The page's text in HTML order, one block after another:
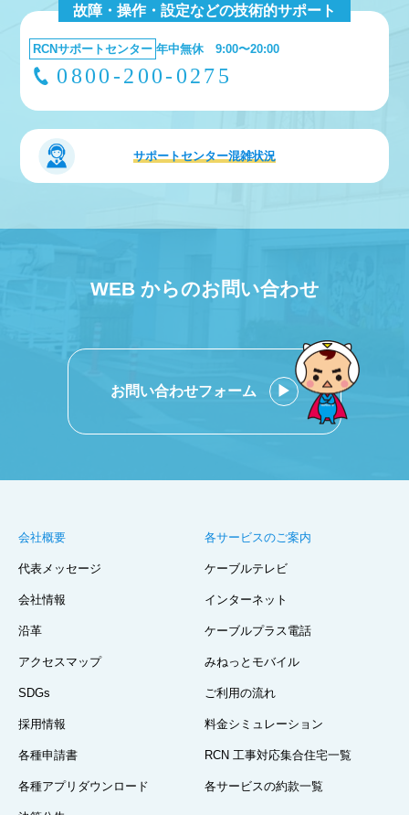
故障・操作・設定などの技術的サポート
RCNサポートセンター 年中無休 9:00〜20:00
0800-200-0275
サポートセンター混雑状況
WEB からのお問い合わせ
お問い合わせフォーム
会社概要
代表メッセージ
会社情報
沿革
アクセスマップ
SDGs
採用情報
各種申請書
各種アプリダウンロード
各サービスのご案内
ケーブルテレビ
インターネット
ケーブルプラス電話
みねっとモバイル
ご利用の流れ
料金シミュレーション
RCN 工事対応集合住宅一覧
各サービスの約款一覧